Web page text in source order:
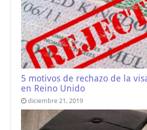
5 motivos de rechazo de la
en Reino Unido
diciembre 21, 2019